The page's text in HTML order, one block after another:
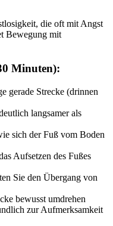
die oft mit Angst
Bewegung mit
Minuten):
gerade Strecke (drinnen
langsamer als
sich der Fuß vom Boden
Aufsetzen des Fußes
Sie den Übergang von
bewusst umdrehen
zur Aufmerksamkeit